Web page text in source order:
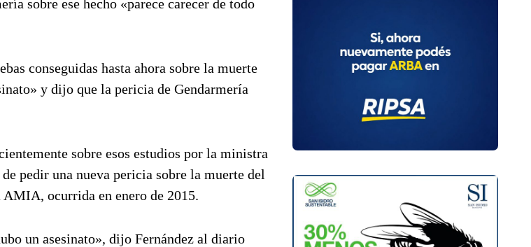
sobre ese hecho «parece carecer de todo
conseguidas hasta ahora sobre la muerte
y dijo que la pericia de Gendarmería
sobre esos estudios por la ministra
pedir una nueva pericia sobre la muerte del
ocurrida en enero de 2015.
un asesinato», dijo Fernández al diario